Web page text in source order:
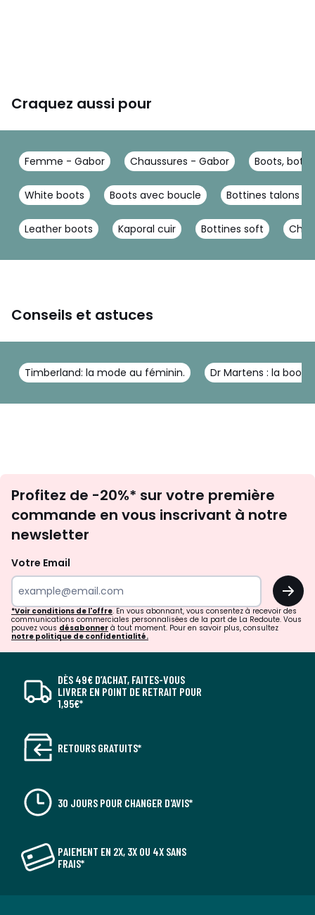
Craquez aussi pour
Femme - Gabor Chaussures - Gabor Boots,
White boots Boots avec boucle Bottines talons
Leather boots Kaporal cuir Bottines soft
Conseils et astuces
Timberland: la mode au féminin. Dr Martens : la boot
newsletter
Profitez de -20%* sur votre première
commande en vous inscrivant à notre
newsletter
Votre Email
OK
*Voir conditions de l'offre. En vous abonnant, vous consentez à recevoir des
communications commerciales personnalisées de la part de La Redoute. Vous
pouvez vous désabonner à tout moment. Pour en savoir plus, consultez
notre politique de confidentialité.
DÈS 49€ D’ACHAT, FAITES-VOUS
LIVRER EN POINT DE RETRAIT POUR
1,95€*
RETOURS GRATUITS*
30 JOURS POUR CHANGER D'AVIS*
PAIEMENT EN 2X, 3X OU 4X SANS
FRAIS*